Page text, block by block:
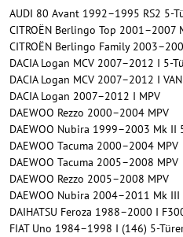
AUDI 80 Avant 1992–1995 RS2 5-
CITROËN Berlingo Top 2001–2007
CITROËN Berlingo Family
DACIA Logan MCV 2007–2012 I 5-
DACIA Logan MCV 2007–2012 I VAN
DACIA Logan 2007–2012 I MPV
DAEWOO Rezzo 2000–2004 MPV
DAEWOO Nubira 1999–2003 Mk II
DAEWOO Tacuma 2000–2004 MPV
DAEWOO Tacuma 2005–2008 MPV
DAEWOO Rezzo 2005–2008 MPV
DAEWOO Nubira 2004–2011 Mk III
DAIHATSU Feroza 1988–2000 I
FIAT Uno 1984–1998 I (146) 5-